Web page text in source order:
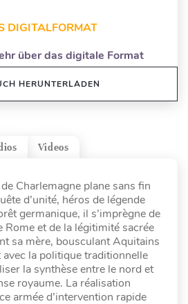
DIGITALFORMAT
über das digitale Format
HERUNTERLADEN
Videos
Charlemagne plane sans fin
d’unité, héros de légende
germanique, il s’imprègne de
Rome et de la légitimité sacrée
sa mère, bousculant Aquitains
la politique traditionnelle
la synthèse entre le nord et
royaume. La réalisation
armée d’intervention rapide